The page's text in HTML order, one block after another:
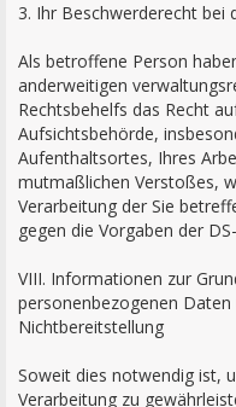
3. Ihr Beschwerderecht bei
Als betroffene Person
anderweitigen
Rechtsbehelfs das Recht
Aufsichtsbehörde,
Aufenthaltsortes, Ihres
mutmaßlichen Verstoßes,
Verarbeitung der Sie
gegen die Vorgaben der
VIII. Informationen zur
personenbezogenen
Nichtbereitstellung
Soweit dies notwendig ist,
Verarbeitung zu